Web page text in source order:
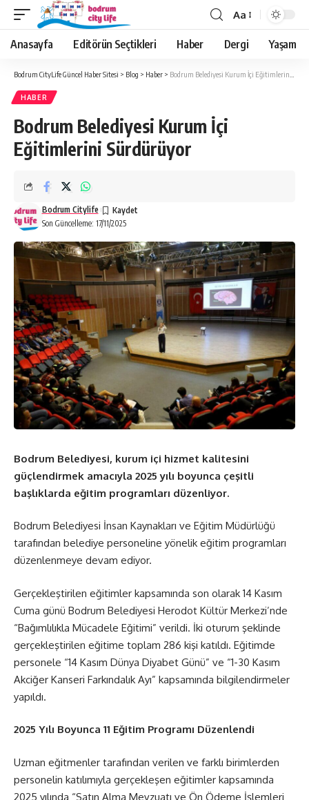
Aa
Anasayfa Editörün Seçtikleri Haber Dergi Yaşam
Bodrum CityLife Güncel Haber Sitesi > Blog > Haber > Bodrum Belediyesi Kurum İçi Eğitimlerini Sürdürüyor
HABER
Bodrum Belediyesi Kurum İçi
Eğitimlerini Sürdürüyor
Son Güncelleme: 17/11/2025
Bodrum Citylife
Bodrum Belediyesi, kurum içi hizmet kalitesini
güçlendirmek amacıyla 2025 yılı boyunca çeşitli
başlıklarda eğitim programları düzenliyor.
Bodrum Belediyesi İnsan Kaynakları ve Eğitim Müdürlüğü
tarafından belediye personeline yönelik eğitim programları
düzenlenmeye devam ediyor.
Gerçekleştirilen eğitimler kapsamında son olarak 14 Kasım
Cuma günü Bodrum Belediyesi Herodot Kültür Merkezi’nde
“Bağımlılıkla Mücadele Eğitimi” verildi. İki oturum şeklinde
gerçekleştirilen eğitime toplam 286 kişi katıldı. Eğitimde
personele “14 Kasım Dünya Diyabet Günü” ve “1-30 Kasım
Akciğer Kanseri Farkındalık Ayı” kapsamında bilgilendirmeler
yapıldı.
2025 Yılı Boyunca 11 Eğitim Programı Düzenlendi
Uzman eğitmenler tarafından verilen ve farklı birimlerden
personelin katılımıyla gerçekleşen eğitimler kapsamında
2025 yılında “Satın Alma Mevzuatı ve Ön Ödeme İşlemleri